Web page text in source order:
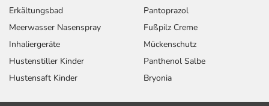
Erkältungsbad
Meerwasser Nasenspray
Inhaliergeräte
Hustenstiller Kinder
Hustensaft Kinder
Pantoprazol
Fußpilz Creme
Mückenschutz
Panthenol Salbe
Bryonia